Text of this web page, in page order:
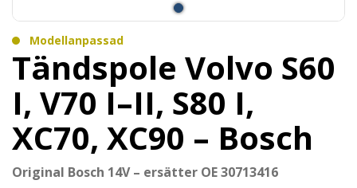
Modellanpassad
Tändspole Volvo S60
I, V70 I–II, S80 I,
XC70, XC90 – Bosch
Original Bosch 14V – ersätter OE 30713416